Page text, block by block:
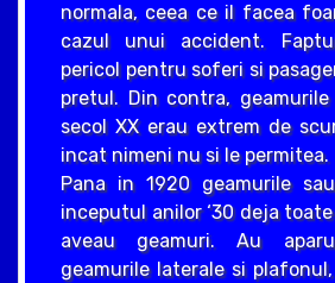
normala, ceea ce il facea
cazul unui accident.
pericol pentru soferi si
pretul. Din contra,
secol XX erau extrem de
incat nimeni nu si le permitea.
Pana in 1920 geamurile
inceputul anilor ‘30 deja
aveau geamuri. Au
geamurile laterale si